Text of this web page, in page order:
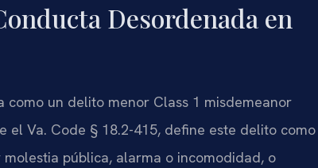
Desordenada en
como un delito menor Class 1 misdemeanor
el Va. Code § 18.2-415, define este delito como
pública, alarma o incomodidad, o